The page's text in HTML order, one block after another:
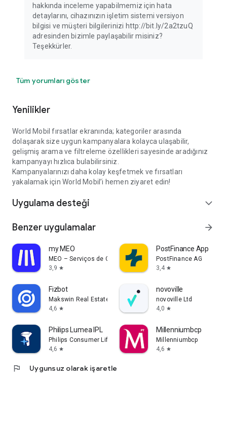
hakkında inceleme yapabilmemiz için hata
detaylarını, cihazınızın işletim sistemi versiyon
bilgisi ve müşteri bilgilerinizi http://bit.ly/2a2tzuQ
adresinden bizimle paylaşabilir misiniz?
Teşekkürler.
Tüm yorumları göster
Yenilikler
World Mobil fırsatlar ekranında; kategoriler arasında
dolaşarak size uygun kampanyalara kolayca ulaşabilir,
gelişmiş arama ve filtreleme özellikleri sayesinde aradığınız
kampanyayı hızlıca bulabilirsiniz.
Kampanyalarınızı daha kolay keşfetmek ve fırsatları
yakalamak için World Mobil’i hemen ziyaret edin!
Uygulama desteği expand_more
Benzer uygulamalar arrow_forward
my MEO
MEO – Serviços de Comunicações e Multimédia, S.A.
3,9 star
PostFinance App
PostFinance AG
3,4 star
Fizbot
Makswin Real Estate Technologies
4,6 star
novoville
novoville Ltd
4,0 star
Philips Lumea IPL
Philips Consumer Lifestyle B.V.
4,6 star
Millenniumbcp
Millenniumbcp
4,6 star
flag Uygunsuz olarak işaretle